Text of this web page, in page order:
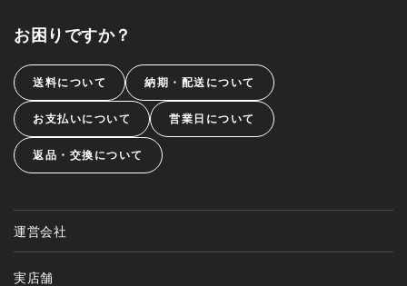
お困りですか？
送料について 納期・配送について
お支払いについて 営業日について
返品・交換について
運営会社
実店舗